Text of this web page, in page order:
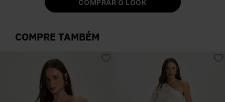
COMPRAR O LOOK
COMPRE TAMBÉM